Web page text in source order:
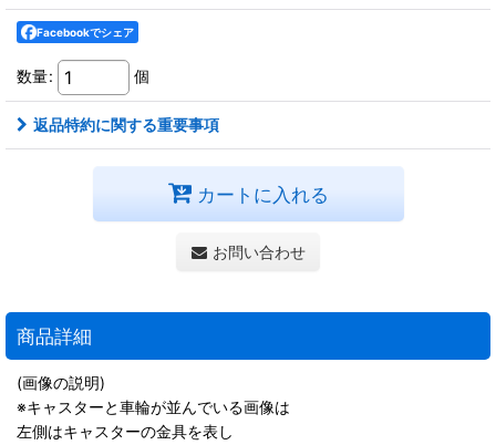
Facebookでシェア
数量: 個
返品特約に関する重要事項
カートに入れる
お問い合わせ
商品詳細
(画像の説明)
※キャスターと車輪が並んでいる画像は
左側はキャスターの金具を表し